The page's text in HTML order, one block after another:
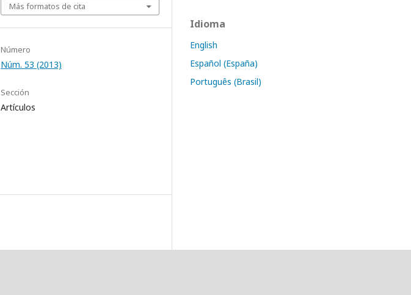
Más formatos de cita
Número
Núm. 53 (2013)
Sección
Artículos
Idioma
English
Español (España)
Português (Brasil)